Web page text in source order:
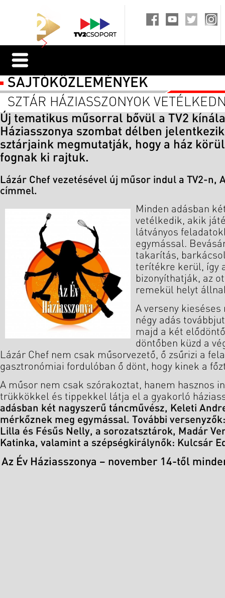
SAJTÓKÖZLEMÉNYEK
SZTÁR HÁZIASSZONYOK
Új tematikus műsorral bővül a TV2
Háziasszonya szombat délben
sztárjaink megmutatják, hogy a ház
fognak ki rajtuk.
Lázár Chef vezetésével új műsor indul a TV2-n,
címmel.
Minden adásban
vetélkedik, akik
látványos
egymással.
takarítás,
terítékre kerül, így
bizonyíthatják, az
remekül helyt
A verseny
négy adás
majd a két
döntőben küzd a
Lázár Chef nem csak műsorvezető, ő zsűrizi a
gasztronómiai fordulóban ő dönt, hogy kinek a
A műsor nem csak szórakoztat, hanem hasznos
trükkökkel és tippekkel látja el a gyakorló
adásban két nagyszerű táncművész, Keleti
mérkőznek meg egymással. További
Lilla és Fésűs Nelly, a sorozatsztárok, Madár
Katinka, valamint a szépségkirálynők: Kulcsár
Az Év Háziasszonya – november 14-től